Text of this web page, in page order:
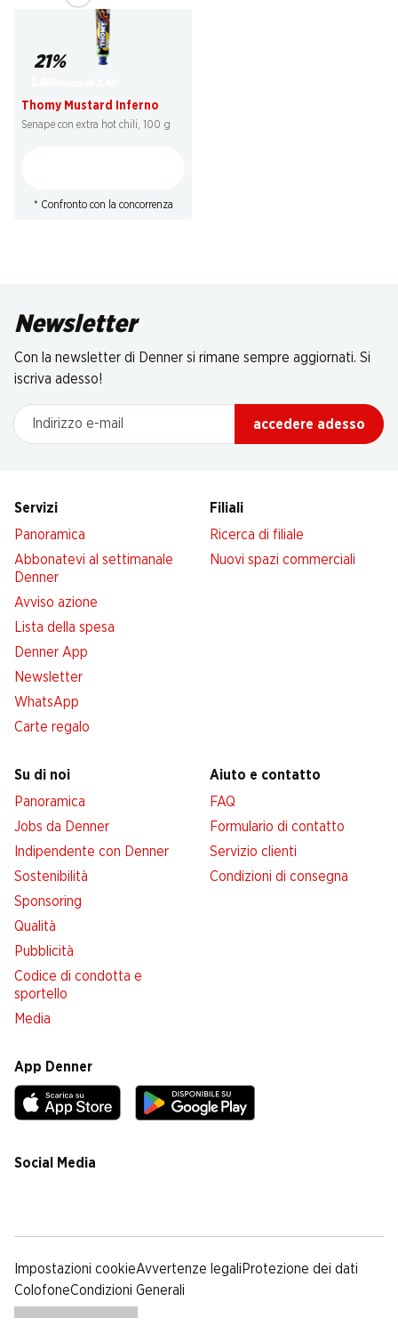
21%
Thomy Mustard Inferno
Senape con extra hot chili, 100 g
* Confronto con la concorrenza
Newsletter
Con la newsletter di Denner si rimane sempre aggiornati. Si
iscriva adesso!
Indirizzo e-mail
accedere adesso
Servizi
Panoramica
Abbonatevi al settimanale
Denner
Avviso azione
Lista della spesa
Denner App
Newsletter
WhatsApp
Carte regalo
Filiali
Ricerca di filiale
Nuovi spazi commerciali
Su di noi
Panoramica
Jobs da Denner
Indipendente con Denner
Sostenibilità
Sponsoring
Qualità
Pubblicità
Codice di condotta e
sportello
Media
Aiuto e contatto
FAQ
Formulario di contatto
Servizio clienti
Condizioni di consegna
App Denner
Social Media
Impostazioni cookieAvvertenze legali Protezione dei dati
ColofoneCondizioni Generali